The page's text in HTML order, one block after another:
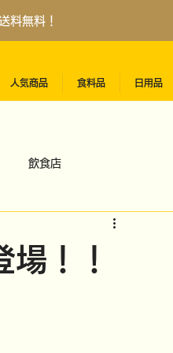
料無料！
人気商品 食料品 日用品
飲食店
！！